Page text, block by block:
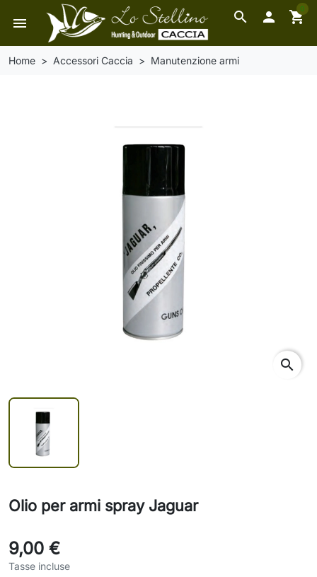
search
menu  shopping_cart
0
Home Accessori Caccia Manutenzione armi
search
Olio per armi spray Jaguar
9,00 €
Tasse incluse